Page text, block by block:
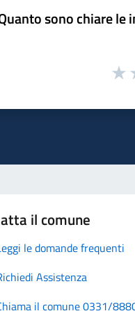
sono chiare le
il comune
le domande frequenti
Assistenza
il comune 0331/